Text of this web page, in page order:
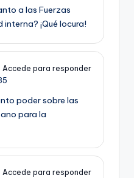
a las Fuerzas
¡Qué locura!
Accede para responder
poder sobre las
para la
Accede para responder